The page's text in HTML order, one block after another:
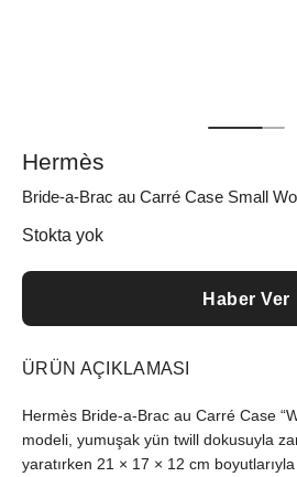
Hermès
Bride-a-Brac au Carré Case Small
Stokta yok
Haber Ver
ÜRÜN AÇIKLAMASI
Hermès Bride-a-Brac au Carré Case
modeli, yumuşak yün twill dokusuyla
yaratırken 21 × 17 × 12 cm